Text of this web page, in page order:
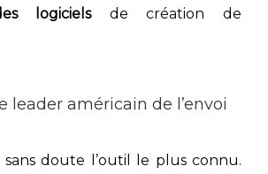
logicielsde création de
leader américain de l’envoi
sans doute l’outil le plus connu.